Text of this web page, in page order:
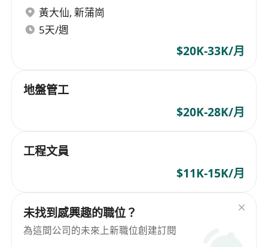
黃大仙, 新蒲崗
5天/週
$20K-33K/月
地盤管工
$20K-28K/月
工程文員
$11K-15K/月
未找到感興趣的職位？
為這間公司的未來上新職位創建訂閱